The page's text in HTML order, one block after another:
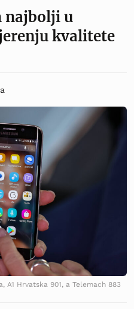
najbolji u
kvalitete
A1 Hrvatska 901, a Telemach 883